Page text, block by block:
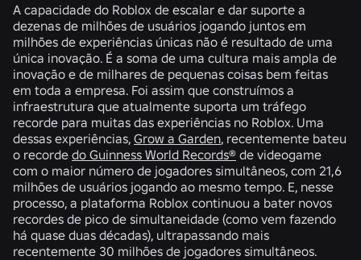
A capacidade do Roblox de escalar e dar suporte a
dezenas de milhões de usuários jogando juntos em
milhões de experiências únicas não é resultado de uma
única inovação. É a soma de uma cultura mais ampla de
inovação e de milhares de pequenas coisas bem feitas
em toda a empresa. Foi assim que construímos a
infraestrutura que atualmente suporta um tráfego
recorde para muitas das experiências no Roblox. Uma
dessas experiências, Grow a Garden, recentemente bateu
o recorde do Guinness World Records® de videogame
com o maior número de jogadores simultâneos, com 21,6
milhões de usuários jogando ao mesmo tempo. E, nesse
processo, a plataforma Roblox continuou a bater novos
recordes de pico de simultaneidade (como vem fazendo
há quase duas décadas), ultrapassando mais
recentemente 30 milhões de jogadores simultâneos.